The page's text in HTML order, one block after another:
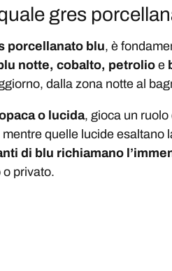
gres
porcellanato blu, è
notte, cobalto, petrolioe
dalla zona notte al
o lucida, gioca un
quelle lucide
di blu richiamano
o privato.